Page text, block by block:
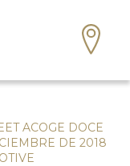
ACOGE DOCE
DE 2018